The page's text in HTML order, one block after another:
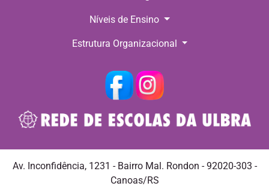
Níveis de Ensino
Estrutura Organizacional
Av. Inconfidência, 1231 - Bairro Mal. Rondon - 92020-303 -
Canoas/RS